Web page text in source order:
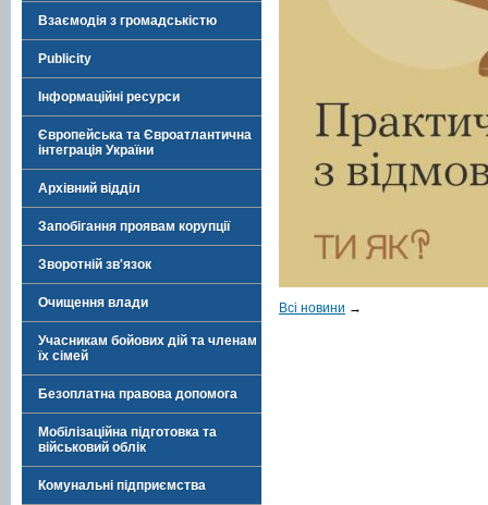
Взаємодія з громадськістю
Publicity
Інформаційні ресурси
Європейська та Євроатлантична
інтеграція України
Архівний відділ
Запобігання проявам корупції
Зворотній зв'язок
Очищення влади
Учасникам бойових дій та членам
їх сімей
Безоплатна правова допомога
Мобілізаційна підготовка та
військовий облік
Комунальні підприємства
Всі новини →